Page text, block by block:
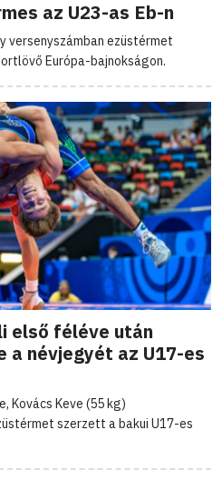
az U23-as Eb-n
versenyszámban ezüstérmet
Európa-bajnokságon.
első féléve után
névjegyét az U17-es
Kovács Keve (55 kg)
szerzett a bakui U17-es